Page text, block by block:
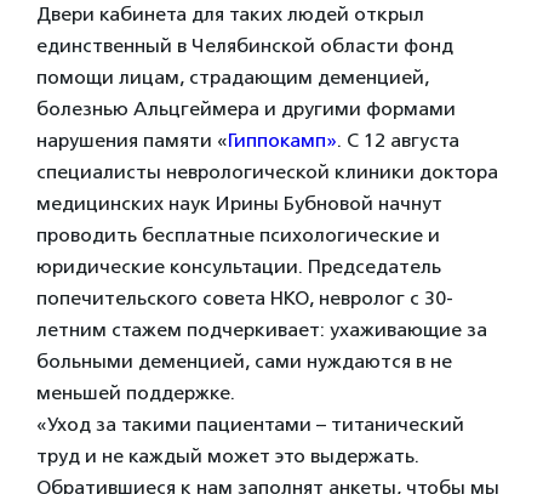
Двери кабинета для таких людей открыл
единственный в Челябинской области фонд
помощи лицам, страдающим деменцией,
болезнью Альцгеймера и другими формами
нарушения памяти «Гиппокамп». С 12 августа
специалисты неврологической клиники доктора
медицинских наук Ирины Бубновой начнут
проводить бесплатные психологические и
юридические консультации. Председатель
попечительского совета НКО, невролог с 30-
летним стажем подчеркивает: ухаживающие за
больными деменцией, сами нуждаются в не
меньшей поддержке.
«Уход за такими пациентами – титанический
труд и не каждый может это выдержать.
Обратившиеся к нам заполнят анкеты, чтобы мы